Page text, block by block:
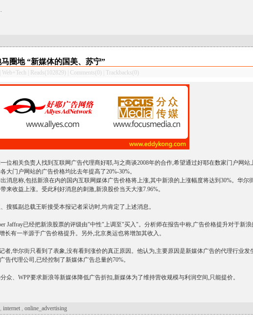
圈地 “新媒体的国美、苏宁”
Web+Tech Reads(102829) Comments(0) Trackbacks(0)
相关负责人找到互联网广告代理商好耶,与之商谈2008年的合作,希望通过好耶在数家门户网站
大门户网站的广告价格均比去年提高了20%-30%。
息称,包括新浪在内的国内互联网媒体广告价格将上涨,其中新浪的上涨幅度将达到30%。华尔
来收益上涨。受此利好消息的刺激,新浪股价当天大涨7.96%。
狐副总载王昕接受本报记者采访时,均肯定了上述消息。
已经把新浪股票的评级由"中性"上调至"买入"。分析师在报告中称,广告价格提升对于新浪
长有一半源于广告价格提升。另外,北京奥运也将增加其收入。
,华尔街只看到了表象,没有看到涨价的真正原因。他认为,主要原因是新媒体广告的代理行业发
告代理公司,已经控制了新媒体广告总量的70%。
、WPP要求新浪等新媒体降低广告折扣,新媒体为了维持营收规模与利润空间,只能提价。
, internet , online_advertising